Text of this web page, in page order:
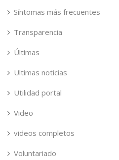
Síntomas más frecuentes
Transparencia
Últimas
Ultimas noticias
Utilidad portal
Video
videos completos
Voluntariado